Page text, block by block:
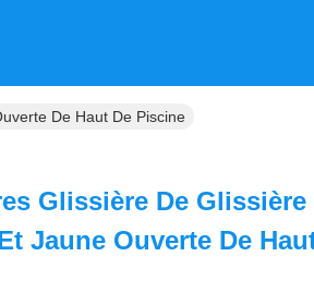
De Haut De Piscine
Glissière De Glissière
Jaune Ouverte De